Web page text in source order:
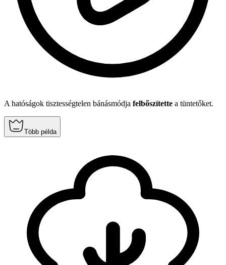
A hatóságok tisztességtelen bánásmódja felbőszítette a tüntetőket.
Több példa